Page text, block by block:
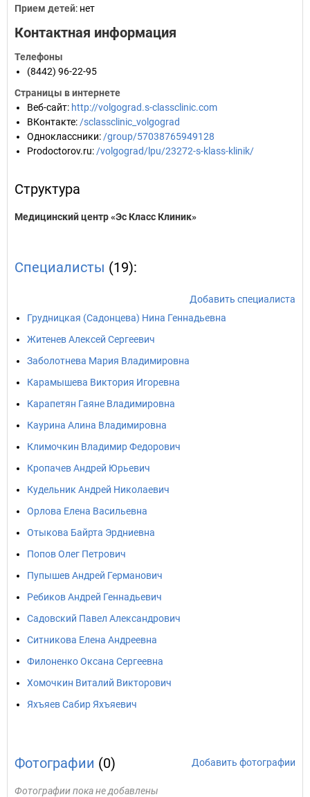
Прием детей: нет
Контактная информация
Телефоны
(8442) 96-22-95
Страницы в интернете
Веб-сайт: http://volgograd.s-classclinic.com
ВКонтакте: /sclassclinic_volgograd
Одноклассники: /group/57038765949128
Prodoctorov.ru: /volgograd/lpu/23272-s-klass-klinik/
Структура
Медицинский центр «Эс Класс Клиник»
Специалисты (19):
Добавить специалиста
Грудницкая (Садонцева) Нина Геннадьевна
Житенев Алексей Сергеевич
Заболотнева Мария Владимировна
Карамышева Виктория Игоревна
Карапетян Гаяне Владимировна
Каурина Алина Владимировна
Климочкин Владимир Федорович
Кропачев Андрей Юрьевич
Кудельник Андрей Николаевич
Орлова Елена Васильевна
Отыкова Байрта Эрдниевна
Попов Олег Петрович
Пупышев Андрей Германович
Ребиков Андрей Геннадьевич
Садовский Павел Александрович
Ситникова Елена Андреевна
Филоненко Оксана Сергеевна
Хомочкин Виталий Викторович
Яхъяев Сабир Яхъяевич
Фотографии (0) Добавить фотографии
Фотографии пока не добавлены